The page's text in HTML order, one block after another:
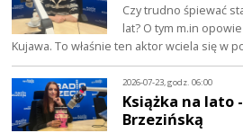
Czy trudno śpiewać
lat? O tym m.in
Kujawa. To właśnie ten aktor wciela się w
2026-07-23, godz. 06:00
Książka na lato
Brzezińską